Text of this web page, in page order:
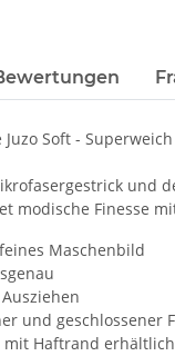
Soft -
und
modische Finesse
Maschenbild
und geschlossener
mit Haftrand erhältlich